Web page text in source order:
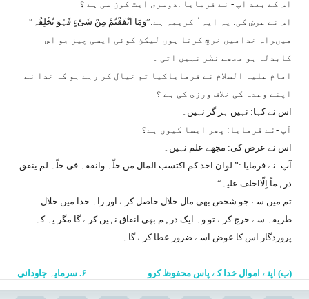
اس کے بعد آپ - نے فرمایا :دوسری آیت کون سی ہے ؟
اس نے عرض کی: یہ آیہٴ کریمہ ہے:”وَمَا اَنْفَقْتُمْ مِنْ شَیْءٍ فَہُوَ یُخْلِفُہ“
میںراہ خدامیں خرچ کرتا ہوں لیکن کوئی ایسی چیز جو اس
کابدلہ ہو مجھے نظر نہیں آتی ۔
امام علیہ السلام نے فرمایاکیا تم خیال کر رہے ہو کہ خدا نے
اپنے وعدہ کی خلاف ورزی کی ہے ؟
اس نے کہا: نہیں ہر گز نہیں۔
آپ -نے فرمایا: پھر ایسا کیوں ہے؟
اس نے عرض کی: مجھے علم نہیں۔
آپ- نے فرمایا :” لوان احد کم اکتسب المال من حلّہ وانفقہ فی حلّہ لم ینفق
درہماً اِلّااخلف علیہ “
تم میں سے جو شخص بھی مال حلال حاصل کرے اور راہ خدا میں حلال
طریقہ سے خرچ کرے تو وہ ایک درہم بھی انفاق نہیں کرے گا مگر یہ کہ
پروردگار اس کا عوض اسے ضرور عطا کرے گا۔
(ب) اپنے اموال خدا کے پاس محفوظ کرو ۶. سرمایہ جاودانی